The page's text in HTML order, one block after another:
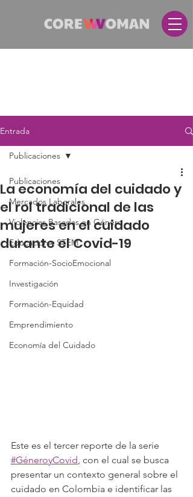
Entrada
Publicaciones
Mercados Laborales
Violencias Basadas en Género
Educación y STEM
Formación-SocioEmocional
Investigación
Formación-Equidad
Emprendimiento
Economía del Cuidado
Publicaciones
La economía del cuidado y
el rol tradicional de las
mujeres en el cuidado
durante el Covid-19
Este es el tercer reporte de la serie
#GéneroyCovid, con el cual se busca
presentar un contexto general sobre el
cuidado en Colombia e identificar las